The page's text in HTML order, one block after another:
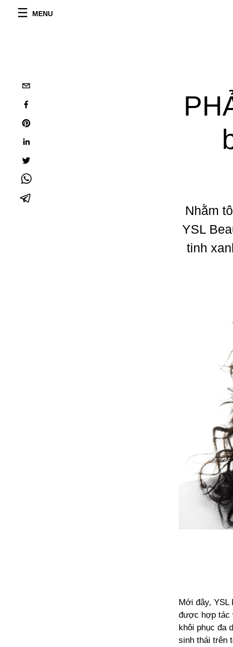
MENU
Nhằm
YSL
tinh
Mới đây, YSL
được hợp tác
khôi phục đa
sinh thái trên